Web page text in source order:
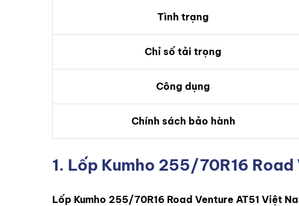
Tình trạng
Chỉ số tải trọng
Công dụng
Chính sách bảo hành
1. Lốp Kumho 255/70R16
Lốp Kumho 255/70R16 Road Venture AT51 Việt